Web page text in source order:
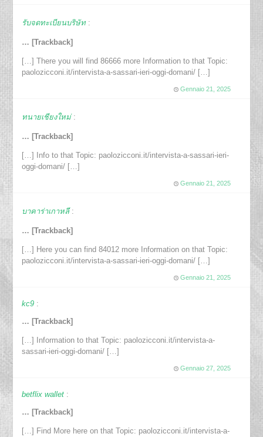
รับจดทะเบียนบริษัท :
… [Trackback]
[…] There you will find 86666 more Information to that Topic:
paolozicconi.it/intervista-a-sassari-ieri-oggi-domani/ […]
Gennaio 21, 2025
ทนายเชียงใหม่ :
… [Trackback]
[…] Info to that Topic: paolozicconi.it/intervista-a-sassari-ieri-
oggi-domani/ […]
Gennaio 21, 2025
บาคาร่าเกาหลี :
… [Trackback]
[…] Here you can find 84012 more Information on that Topic:
paolozicconi.it/intervista-a-sassari-ieri-oggi-domani/ […]
Gennaio 21, 2025
kc9 :
… [Trackback]
[…] Information to that Topic: paolozicconi.it/intervista-a-
sassari-ieri-oggi-domani/ […]
Gennaio 27, 2025
betflix wallet :
… [Trackback]
[…] Find More here on that Topic: paolozicconi.it/intervista-a-